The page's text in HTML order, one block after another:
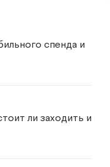
спенда и
ли заходить и